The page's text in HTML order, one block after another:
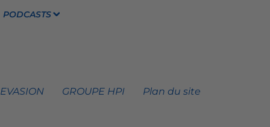
PODCASTS
GROUPE HPI Plan du site